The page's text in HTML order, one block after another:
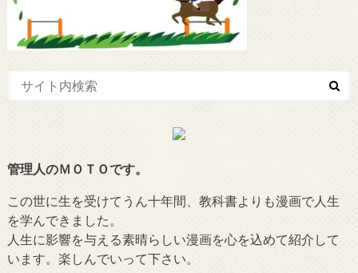
管理人のＭＯＴＯです。
この世に生を受けてうん十年間、教科書よりも漫画で人生
を学んできました。
人生に影響を与える素晴らしい漫画を心を込めて紹介して
います。楽しんでいって下さい。